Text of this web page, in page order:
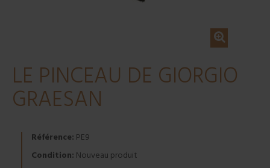
LE PINCEAU DE GIORGIO
GRAESAN
Référence: PE9
Condition: Nouveau produit